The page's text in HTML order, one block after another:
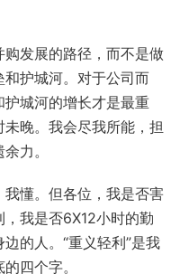
发展的路径，而不是做
护城河。对于公司而
城河的增长才是最重
晚。我会尽我所能，担
力。
懂。但各位，我是否害
我是否6X12小时的勤
的人。“重义轻利”是我
四个字。